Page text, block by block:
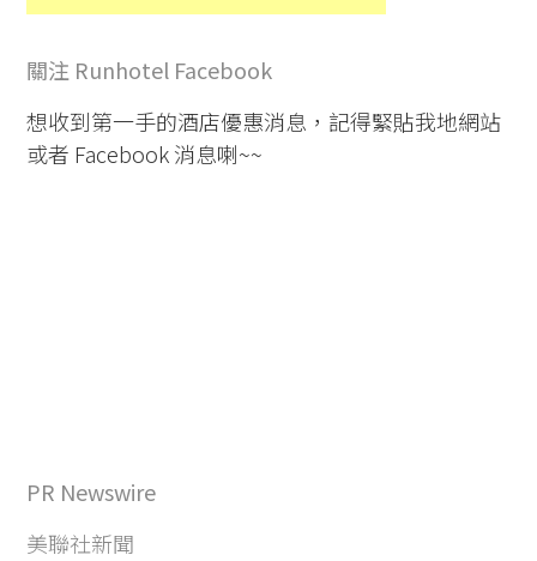
關注 Runhotel Facebook
想收到第一手的酒店優惠消息，記得緊貼我地網站
或者 Facebook 消息喇~~
PR Newswire
美聯社新聞